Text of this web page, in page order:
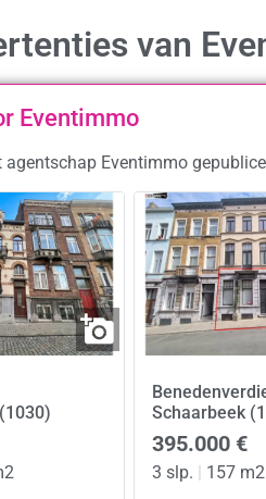
van
Eventimmo
Eventimmo
Schaarbeek
395.000 €
3 slp. | 157 m2